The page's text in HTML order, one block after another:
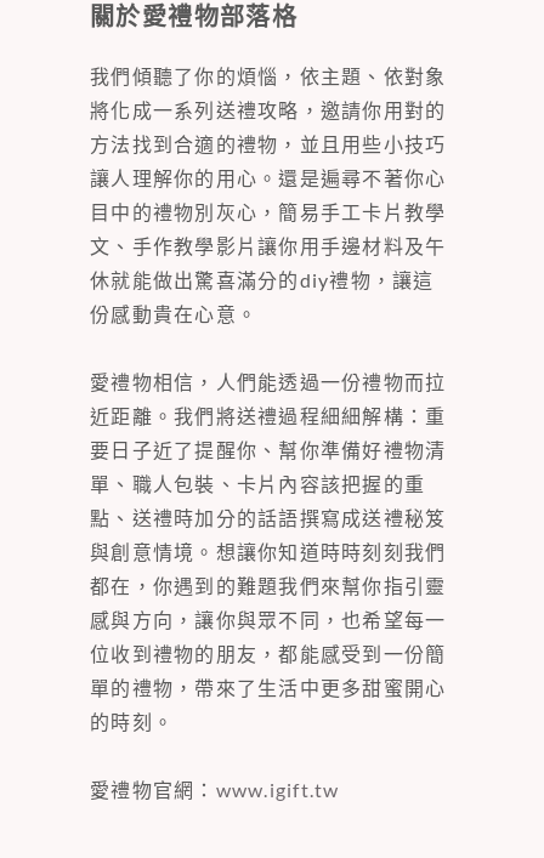
關於愛禮物部落格
我們傾聽了你的煩惱，依主題、依對象
將化成一系列送禮攻略，邀請你用對的
方法找到合適的禮物，並且用些小技巧
讓人理解你的用心。還是遍尋不著你心
目中的禮物別灰心，簡易手工卡片教學
文、手作教學影片讓你用手邊材料及午
休就能做出驚喜滿分的diy禮物，讓這
份感動貴在心意。
愛禮物相信，人們能透過一份禮物而拉
近距離。我們將送禮過程細細解構：重
要日子近了提醒你、幫你準備好禮物清
單、職人包裝、卡片內容該把握的重
點、送禮時加分的話語撰寫成送禮秘笈
與創意情境。想讓你知道時時刻刻我們
都在，你遇到的難題我們來幫你指引靈
感與方向，讓你與眾不同，也希望每一
位收到禮物的朋友，都能感受到一份簡
單的禮物，帶來了生活中更多甜蜜開心
的時刻。
愛禮物官網： www.igift.tw